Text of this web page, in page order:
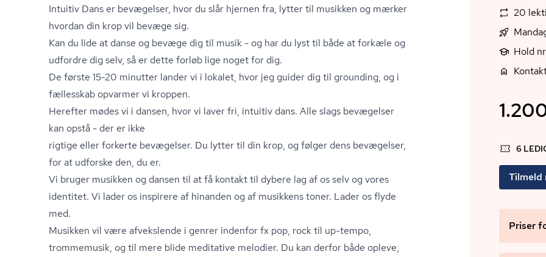
Intuitiv Dans er bevægelser, hvor du slår hjernen fra, lytter til musikken og mærker
hvordan din krop vil bevæge sig.
Kan du lide at danse og bevæge dig til musik - og har du lyst til både at forkæle og
udfordre dig selv, så er dette forløb lige noget for dig.
De første 15-20 minutter lander vi i lokalet, hvor jeg guider dig til grounding, og i
fællesskab opvarmer vi kroppen.
Herefter mødes vi i dansen, hvor vi laver fri, intuitiv dans. Alle slags bevægelser
kan opstå - der er ikke
rigtige eller forkerte bevægelser. Du lytter til din krop, og følger dens bevægelser,
for at udforske den, du er.
Vi bruger musikken og dansen til at få kontakt til dybere lag af os selv og vores
identitet. Vi lader os inspirere af hinanden og af musikkens toner. Lader os flyde
med.
Musikken vil være afvekslende i genrer indenfor fx pop, rock til up-tempo,
trommemusik, og til mere blide meditative melodier. Du kan derfor både opleve,
20
Hold
6
Tilmeld
Priser